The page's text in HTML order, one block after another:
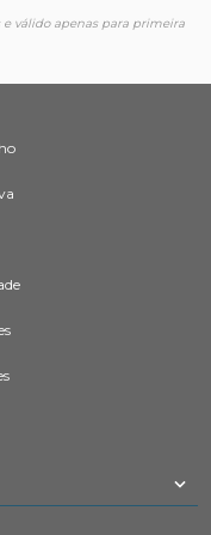
válido apenas para primeira